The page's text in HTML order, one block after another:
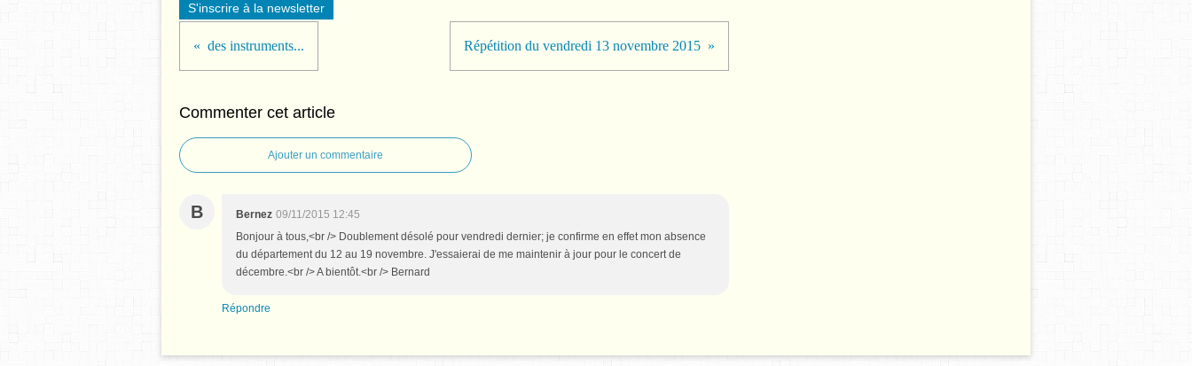
S'inscrire à la newsletter
des instruments... Répétition du vendredi 13 novembre 2015
Commenter cet article
Ajouter un commentaire
B Bernez 09/11/2015 12:45
Bonjour à tous,<br /> Doublement désolé pour vendredi dernier; je confirme en effet mon absence
du département du 12 au 19 novembre. J'essaierai de me maintenir à jour pour le concert de
décembre.<br /> A bientôt.<br /> Bernard
Répondre